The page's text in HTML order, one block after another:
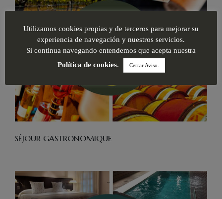
SÉJOUR GASTRONOMIQUE
Utilizamos cookies propias y de terceros para mejorar su
experiencia de navegación y nuestros servicios.
Si continua navegando entendemos que acepta nuestra
Política de cookies. Cerrar Aviso.